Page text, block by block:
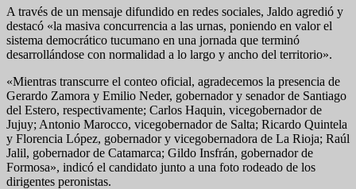
A través de un mensaje difundido en redes sociales, Jaldo agredió y
destacó «la masiva concurrencia a las urnas, poniendo en valor el
sistema democrático tucumano en una jornada que terminó
desarrollándose con normalidad a lo largo y ancho del territorio».
«Mientras transcurre el conteo oficial, agradecemos la presencia de
Gerardo Zamora y Emilio Neder, gobernador y senador de Santiago
del Estero, respectivamente; Carlos Haquin, vicegobernador de
Jujuy; Antonio Marocco, vicegobernador de Salta; Ricardo Quintela
y Florencia López, gobernador y vicegobernadora de La Rioja; Raúl
Jalil, gobernador de Catamarca; Gildo Insfrán, gobernador de
Formosa», indicó el candidato junto a una foto rodeado de los
dirigentes peronistas.